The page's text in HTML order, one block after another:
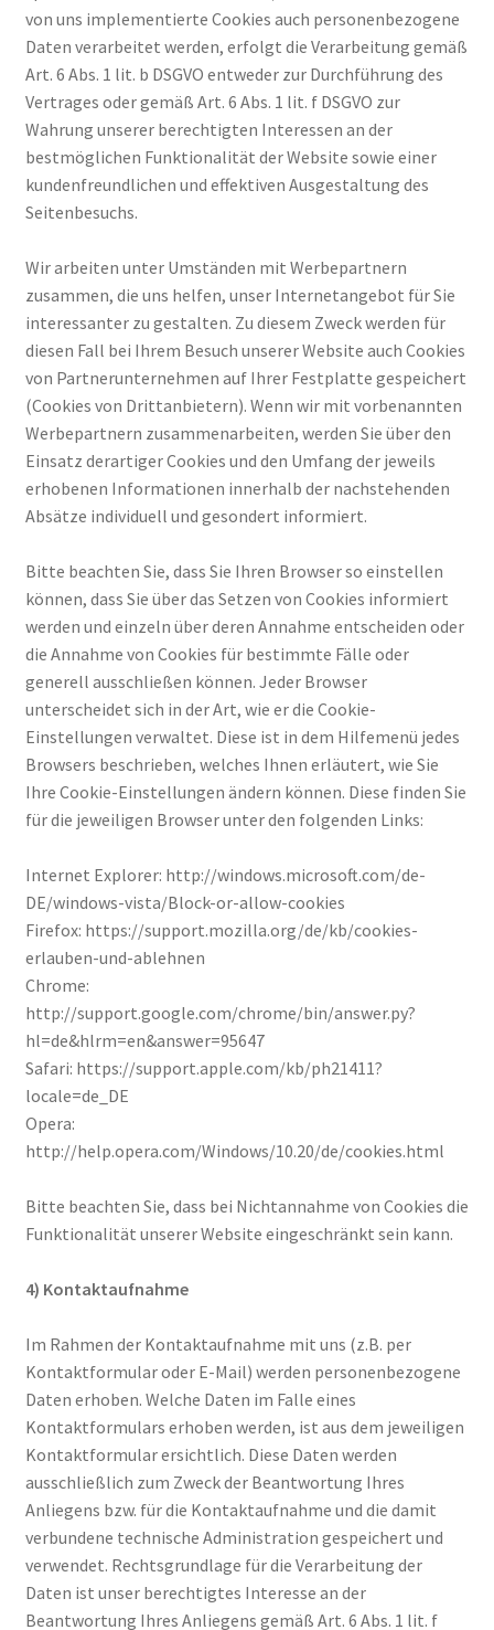
von uns implementierte Cookies auch personenbezogene
Daten verarbeitet werden, erfolgt die Verarbeitung gemäß
Art. 6 Abs. 1 lit. b DSGVO entweder zur Durchführung des
Vertrages oder gemäß Art. 6 Abs. 1 lit. f DSGVO zur
Wahrung unserer berechtigten Interessen an der
bestmöglichen Funktionalität der Website sowie einer
kundenfreundlichen und effektiven Ausgestaltung des
Seitenbesuchs.
Wir arbeiten unter Umständen mit Werbepartnern
zusammen, die uns helfen, unser Internetangebot für Sie
interessanter zu gestalten. Zu diesem Zweck werden für
diesen Fall bei Ihrem Besuch unserer Website auch Cookies
von Partnerunternehmen auf Ihrer Festplatte gespeichert
(Cookies von Drittanbietern). Wenn wir mit vorbenannten
Werbepartnern zusammenarbeiten, werden Sie über den
Einsatz derartiger Cookies und den Umfang der jeweils
erhobenen Informationen innerhalb der nachstehenden
Absätze individuell und gesondert informiert.
Bitte beachten Sie, dass Sie Ihren Browser so einstellen
können, dass Sie über das Setzen von Cookies informiert
werden und einzeln über deren Annahme entscheiden oder
die Annahme von Cookies für bestimmte Fälle oder
generell ausschließen können. Jeder Browser
unterscheidet sich in der Art, wie er die Cookie-
Einstellungen verwaltet. Diese ist in dem Hilfemenü jedes
Browsers beschrieben, welches Ihnen erläutert, wie Sie
Ihre Cookie-Einstellungen ändern können. Diese finden Sie
für die jeweiligen Browser unter den folgenden Links:
Internet Explorer: http://windows.microsoft.com/de-
DE/windows-vista/Block-or-allow-cookies
Firefox: https://support.mozilla.org/de/kb/cookies-
erlauben-und-ablehnen
Chrome:
http://support.google.com/chrome/bin/answer.py?
hl=de&hlrm=en&answer=95647
Safari: https://support.apple.com/kb/ph21411?
locale=de_DE
Opera:
http://help.opera.com/Windows/10.20/de/cookies.html
Bitte beachten Sie, dass bei Nichtannahme von Cookies die
Funktionalität unserer Website eingeschränkt sein kann.
4) Kontaktaufnahme
Im Rahmen der Kontaktaufnahme mit uns (z.B. per
Kontaktformular oder E-Mail) werden personenbezogene
Daten erhoben. Welche Daten im Falle eines
Kontaktformulars erhoben werden, ist aus dem jeweiligen
Kontaktformular ersichtlich. Diese Daten werden
ausschließlich zum Zweck der Beantwortung Ihres
Anliegens bzw. für die Kontaktaufnahme und die damit
verbundene technische Administration gespeichert und
verwendet. Rechtsgrundlage für die Verarbeitung der
Daten ist unser berechtigtes Interesse an der
Beantwortung Ihres Anliegens gemäß Art. 6 Abs. 1 lit. f